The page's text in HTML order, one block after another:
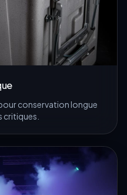
conservation longue
critiques.